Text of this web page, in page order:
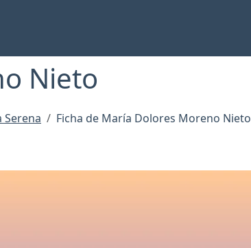
Nieto
Serena Ficha de María Dolores Moreno Nieto